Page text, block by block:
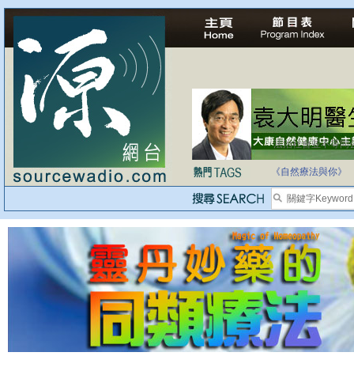
法治社會並不等同
自家教育合法化-
《自然療法與你》